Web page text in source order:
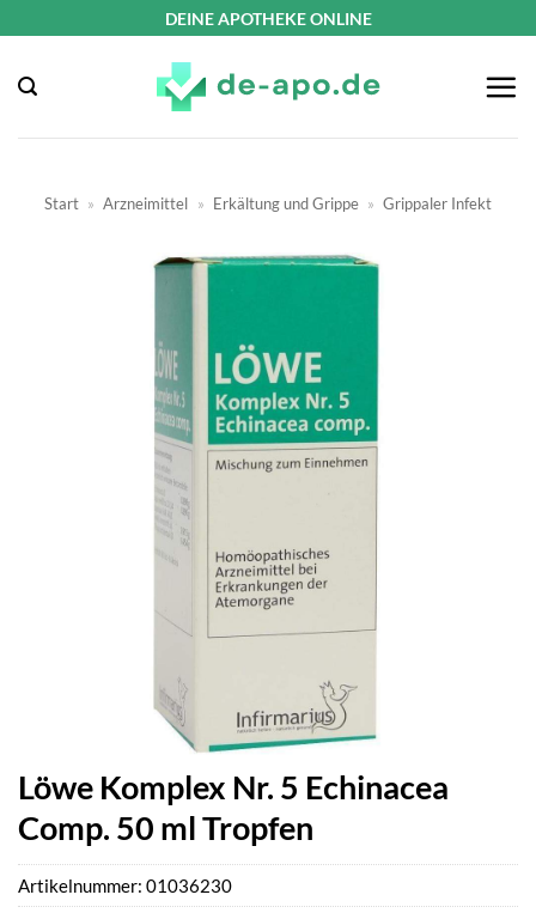
springen
DEINE APOTHEKE ONLINE
Start » Arzneimittel » Erkältung und Grippe » Grippaler Infekt
Löwe Komplex Nr. 5 Echinacea
Comp. 50 ml Tropfen
Artikelnummer: 01036230